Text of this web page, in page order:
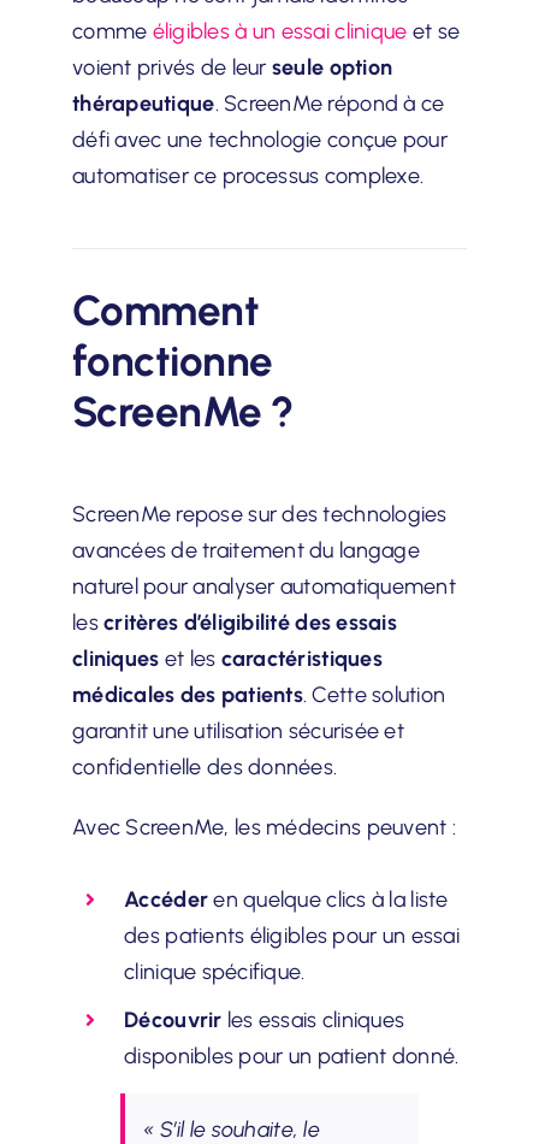
comme éligibles à un essai clinique et se
voient privés de leur seule option
thérapeutique. ScreenMe répond à ce
défi avec une technologie conçue pour
automatiser ce processus complexe.
Comment
fonctionne
ScreenMe ?
ScreenMe repose sur des technologies
avancées de traitement du langage
naturel pour analyser automatiquement
lescritères d’éligibilité des essais
cliniques et les caractéristiques
médicales des patients. Cette solution
garantit une utilisation sécurisée et
confidentielle des données.
Avec ScreenMe, les médecins peuvent :
Accéderen quelque clics à la liste
des patients éligibles pour un essai
clinique spécifique.
Découvrir les essais cliniques
disponibles pour un patient donné.
« S’il le souhaite, le